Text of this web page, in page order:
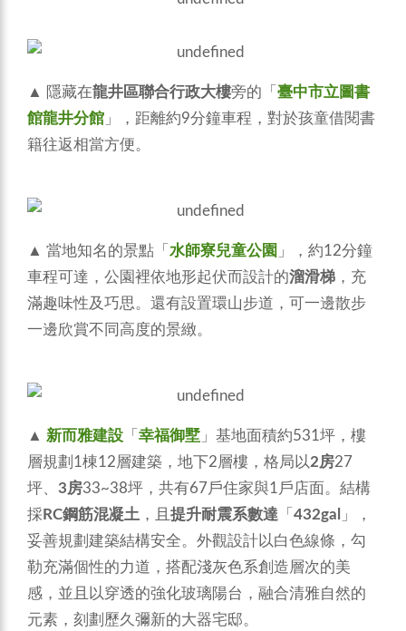
▲ 隱藏在龍井區聯合行政大樓旁的「 臺中市立圖書
館龍井分館 」，距離約9分鐘車程，對於孩童借閱書
籍往返相當方便。
▲ 當地知名的景點「 水師寮兒童公園 」，約12分鐘
車程可達，公園裡依地形起伏而設計的溜滑梯 ，充
滿趣味性及巧思。還有設置環山步道，可一邊散步
一邊欣賞不同高度的景緻。
▲ 新而雅建設 「 幸福御墅 」基地面積約531坪，樓
層規劃1棟12層建築，地下2層樓，格局以2房27
坪、 3房33~38坪，共有67戶住家與1戶店面。結構
採 RC鋼筋混凝土 ，且 提升耐震系數達 「 432gal
」，
妥善規劃建築結構安全。外觀設計以白色線條，勾
勒充滿個性的力道，搭配淺灰色系創造層次的美
感，並且以穿透的強化玻璃陽台，融合清雅自然的
元素，刻劃歷久彌新的大器宅邸。